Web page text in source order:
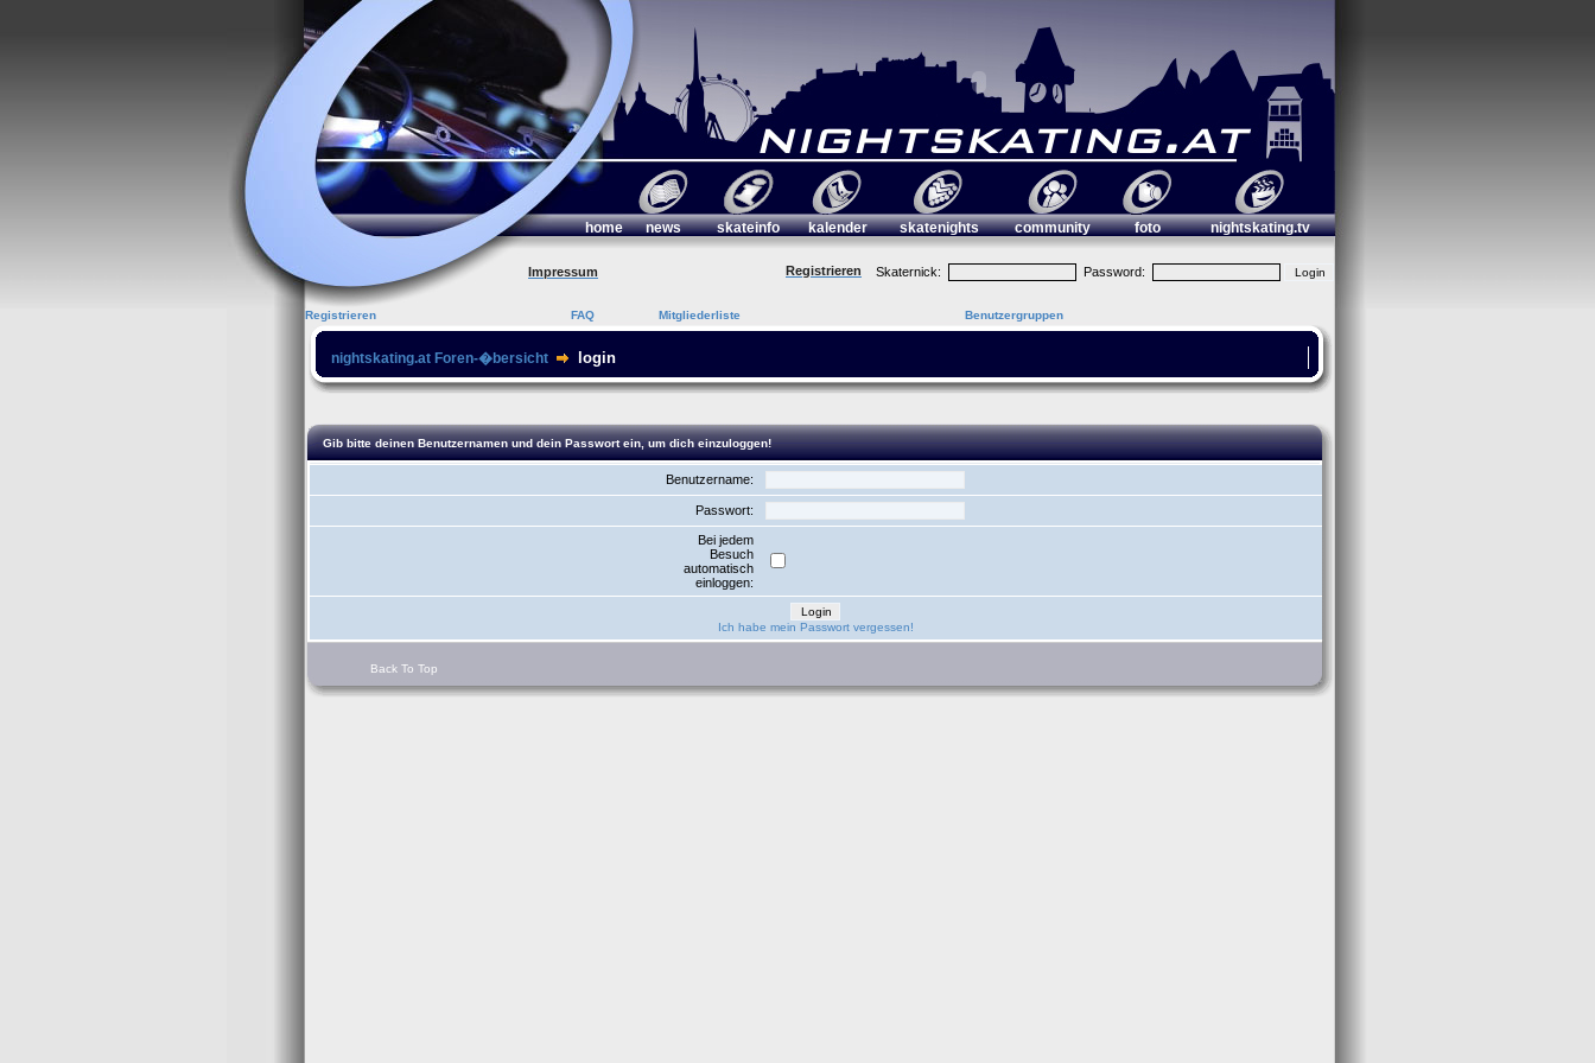
home news skateinfo kalender skatenights community foto nightskating.tv
Impressum Registrieren Skaternick: Password:
Registrieren FAQ Mitgliederliste Benutzergruppen
nightskating.at Foren-�bersicht login
Gib bitte deinen Benutzernamen und dein Passwort ein, um dich einzuloggen!
Benutzername:
Passwort:
Bei jedem
Besuch
automatisch
einloggen:
Ich habe mein Passwort vergessen!
Back To Top